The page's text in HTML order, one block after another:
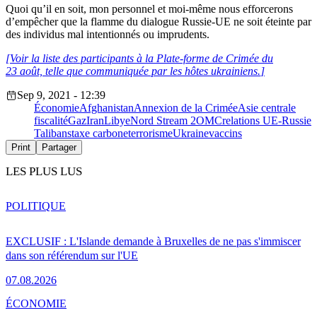
Quoi qu’il en soit, mon personnel et moi-même nous efforcerons
d’empêcher que la flamme du dialogue Russie-UE ne soit éteinte par
des individus mal intentionnés ou imprudents.
[Voir la liste des participants à la Plate-forme de Crimée du
23 août, telle que communiquée par les hôtes ukrainiens.]
Sep 9, 2021 - 12:39
ÉconomieAfghanistanAnnexion de la CriméeAsie centrale
fiscalitéGazIranLibyeNord Stream 2OMCrelations UE-Russie
Talibanstaxe carboneterrorismeUkrainevaccins
Print Partager
LES PLUS LUS
EXCLUSIF : L'Islande demande à Bruxelles de ne pas s'immiscer
dans son référendum sur l'UE
07.08.2026
POLITIQUE
ÉCONOMIE